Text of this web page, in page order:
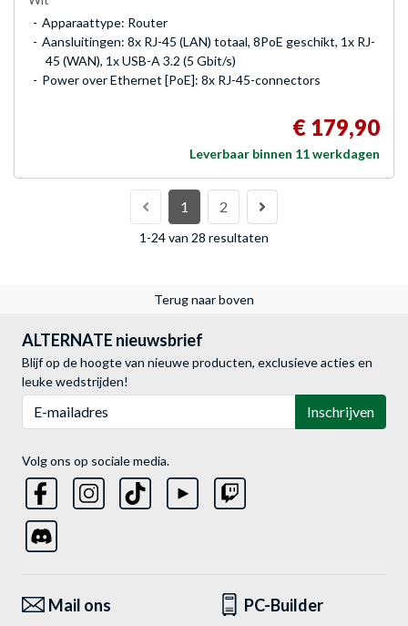
Apparaattype: Router
Aansluitingen: 8x RJ-45 (LAN) totaal, 8PoE geschikt, 1x RJ-
45 (WAN), 1x USB-A 3.2 (5 Gbit/s)
Power over Ethernet [PoE]: 8x RJ-45-connectors
€ 179,90
Leverbaar binnen 11 werkdagen
1 2
1-24 van 28 resultaten
Terug naar boven
ALTERNATE nieuwsbrief
Blijf op de hoogte van nieuwe producten, exclusieve acties en
leuke wedstrijden!
Inschrijven
Volg ons op sociale media.
Mail ons PC-Builder